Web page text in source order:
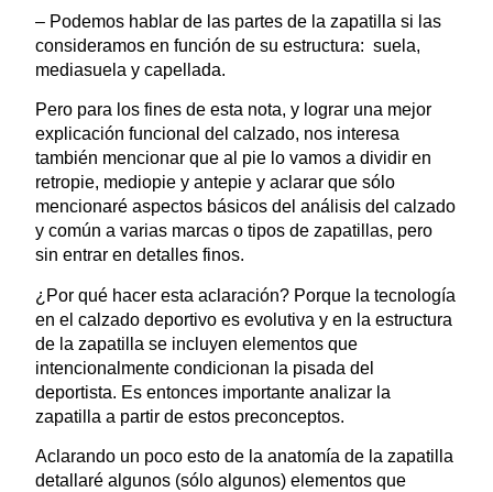
– Podemos hablar de las partes de la zapatilla si las
consideramos en función de su estructura: suela,
mediasuela y capellada.
Pero para los fines de esta nota, y lograr una mejor
explicación funcional del calzado, nos interesa
también mencionar que al pie lo vamos a dividir en
retropie, mediopie y antepie y aclarar que sólo
mencionaré aspectos básicos del análisis del calzado
y común a varias marcas o tipos de zapatillas, pero
sin entrar en detalles finos.
¿Por qué hacer esta aclaración? Porque la tecnología
en el calzado deportivo es evolutiva y en la estructura
de la zapatilla se incluyen elementos que
intencionalmente condicionan la pisada del
deportista. Es entonces importante analizar la
zapatilla a partir de estos preconceptos.
Aclarando un poco esto de la anatomía de la zapatilla
detallaré algunos (sólo algunos) elementos que